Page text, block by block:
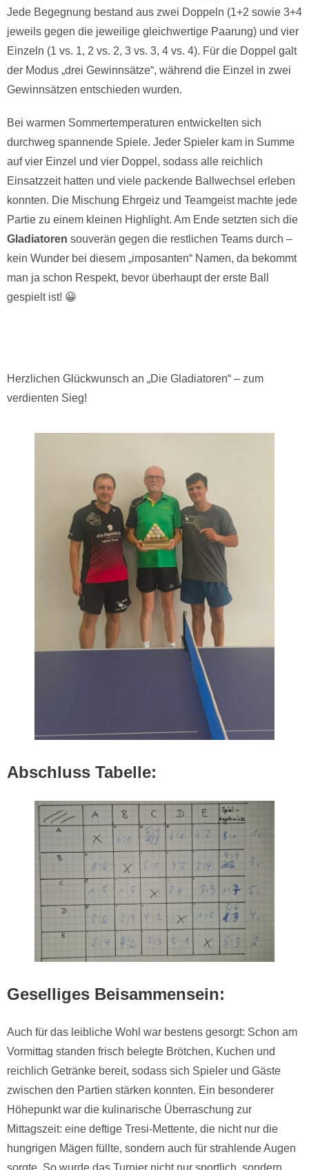
Jede Begegnung bestand aus zwei Doppeln (1+2 sowie 3+4
jeweils gegen die jeweilige gleichwertige Paarung) und vier
Einzeln (1 vs. 1, 2 vs. 2, 3 vs. 3, 4 vs. 4). Für die Doppel galt
der Modus „drei Gewinnsätze“, während die Einzel in zwei
Gewinnsätzen entschieden wurden.
Bei warmen Sommertemperaturen entwickelten sich
durchweg spannende Spiele. Jeder Spieler kam in Summe
auf vier Einzel und vier Doppel, sodass alle reichlich
Einsatzzeit hatten und viele packende Ballwechsel erleben
konnten. Die Mischung Ehrgeiz und Teamgeist machte jede
Partie zu einem kleinen Highlight. Am Ende setzten sich die
Gladiatoren souverän gegen die restlichen Teams durch –
kein Wunder bei diesem „imposanten“ Namen, da bekommt
man ja schon Respekt, bevor überhaupt der erste Ball
gespielt ist! 😀
Herzlichen Glückwunsch an „Die Gladiatoren“ – zum
verdienten Sieg!
Abschluss Tabelle:
Geselliges Beisammensein:
Auch für das leibliche Wohl war bestens gesorgt: Schon am
Vormittag standen frisch belegte Brötchen, Kuchen und
reichlich Getränke bereit, sodass sich Spieler und Gäste
zwischen den Partien stärken konnten. Ein besonderer
Höhepunkt war die kulinarische Überraschung zur
Mittagszeit: eine deftige Tresi-Mettente, die nicht nur die
hungrigen Mägen füllte, sondern auch für strahlende Augen
sorgte. So wurde das Turnier nicht nur sportlich, sondern